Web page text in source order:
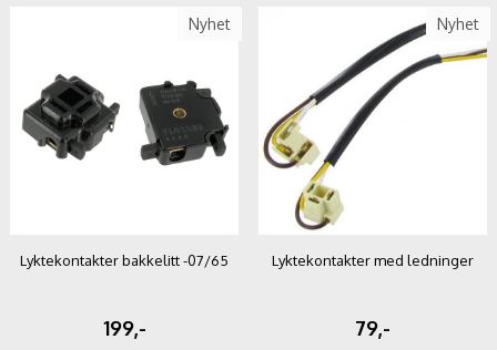
Nyhet
Lyktekontakter bakkelitt -07/65
199,-
Nyhet
Lyktekontakter med ledninger
79,-